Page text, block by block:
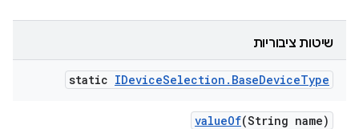
שיטות ציבוריות
static IDeviceSelection . BaseDeviceType
valueOf(String name)